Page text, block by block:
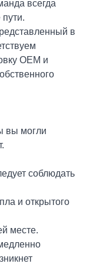
всегда
в
OEM и
вы могли
соблюдать
и открытого
месте.